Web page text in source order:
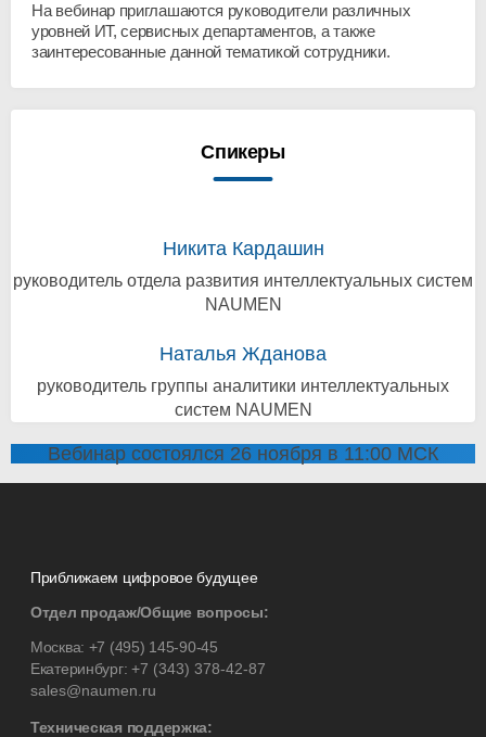
На вебинар приглашаются руководители различных
уровней ИТ, сервисных департаментов, а также
заинтересованные данной тематикой сотрудники.
Спикеры
Никита Кардашин
руководитель отдела развития интеллектуальных систем
NAUMEN
Наталья Жданова
руководитель группы аналитики интеллектуальных
систем NAUMEN
Вебинар состоялся 26 ноября в 11:00 МСК
Приближаем цифровое будущее
Отдел продаж/Общие вопросы:
Москва: +7 (495) 145-90-45
Екатеринбург:+7 (343) 378-42-87
sales@naumen.ru
Техническая поддержка: